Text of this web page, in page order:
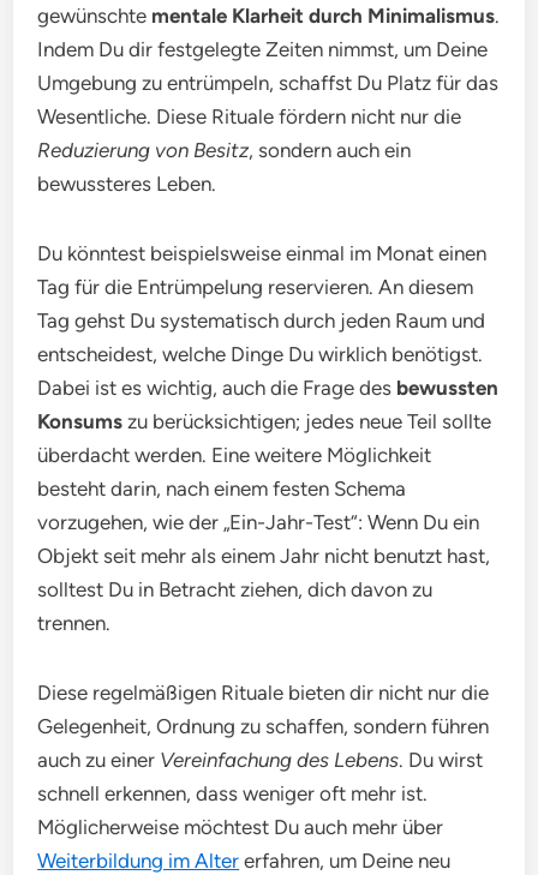
gewünschte mentale Klarheit durch Minimalismus.
Indem Du dir festgelegte Zeiten nimmst, um Deine
Umgebung zu entrümpeln, schaffst Du Platz für das
Wesentliche. Diese Rituale fördern nicht nur die
Reduzierung von Besitz, sondern auch ein
bewussteres Leben.
Du könntest beispielsweise einmal im Monat einen
Tag für die Entrümpelung reservieren. An diesem
Tag gehst Du systematisch durch jeden Raum und
entscheidest, welche Dinge Du wirklich benötigst.
Dabei ist es wichtig, auch die Frage des bewussten
Konsums zu berücksichtigen; jedes neue Teil sollte
überdacht werden. Eine weitere Möglichkeit
besteht darin, nach einem festen Schema
vorzugehen, wie der „Ein-Jahr-Test“: Wenn Du ein
Objekt seit mehr als einem Jahr nicht benutzt hast,
solltest Du in Betracht ziehen, dich davon zu
trennen.
Diese regelmäßigen Rituale bieten dir nicht nur die
Gelegenheit, Ordnung zu schaffen, sondern führen
auch zu einer Vereinfachung des Lebens. Du wirst
schnell erkennen, dass weniger oft mehr ist.
Möglicherweise möchtest Du auch mehr über
Weiterbildung im Alter erfahren, um Deine neu